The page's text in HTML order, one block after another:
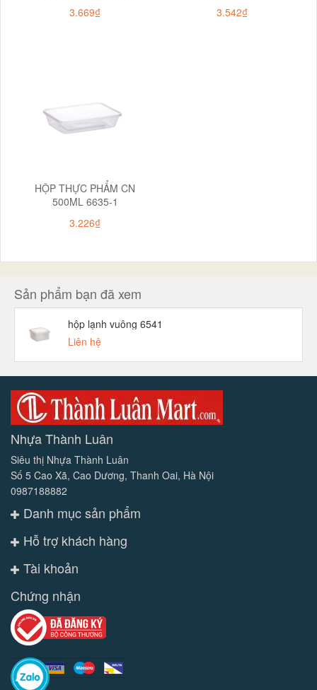
3.669₫
3.542₫
HỘP THỰC PHẨM CN
500ML 6635-1
3.226₫
Sản phẩm bạn đã xem
hộp lạnh vuông 6541
Liên hệ
Nhựa Thành Luân
Siêu thị Nhựa Thành Luân
Số 5 Cao Xã, Cao Dương, Thanh Oai, Hà Nội
0987188882
Danh mục sản phẩm
Hỗ trợ khách hàng
Tài khoản
Chứng nhận